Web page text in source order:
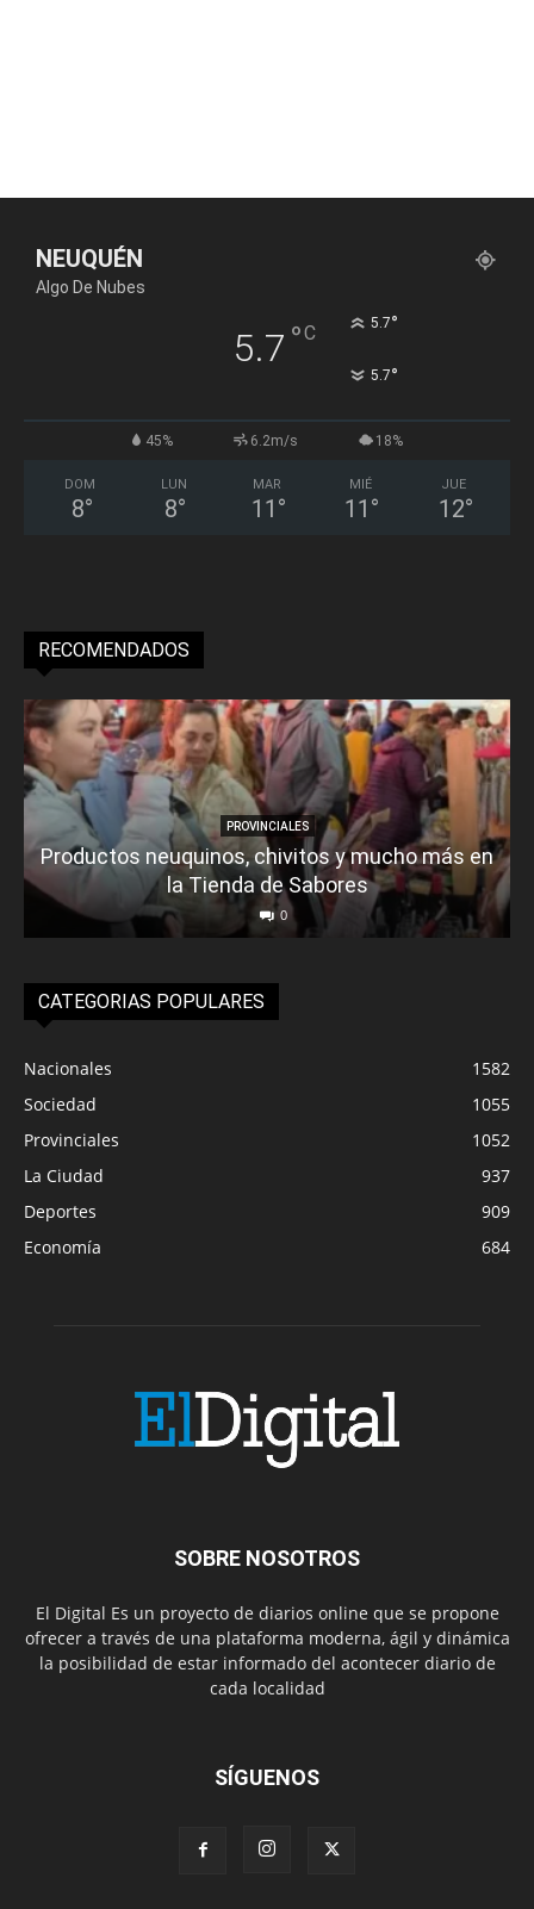
NEUQUÉN
Algo De Nubes
5.7 °C 5.7°
5.7°
45% 6.2m/s 18%
DOM
8°
LUN
8°
MAR
11 °
MIÉ
11 °
JUE
12°
RECOMENDADOS
PROVINCIALES
Productos neuquinos, chivitos y mucho más en
la Tienda de Sabores
0
CATEGORIAS POPULARES
Nacionales
1582
Sociedad
1055
Provinciales
1052
La Ciudad
937
Deportes
909
Economía
684
SOBRE NOSOTROS
El Digital Es un proyecto de diarios online que se propone
ofrecer a través de una plataforma moderna, ágil y dinámica
la posibilidad de estar informado del acontecer diario de
cada localidad
SÍGUENOS